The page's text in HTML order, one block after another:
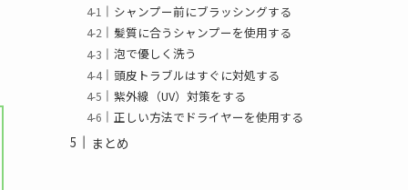
シャンプー前にブラッシングする
髪質に合うシャンプーを使用する
泡で優しく洗う
頭皮トラブルはすぐに対処する
紫外線（UV）対策をする
正しい方法でドライヤーを使用する
まとめ